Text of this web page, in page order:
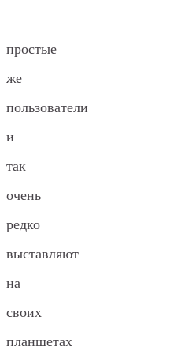
–
простые
же
пользователи
и
так
очень
редко
выставляют
на
своих
планшетах